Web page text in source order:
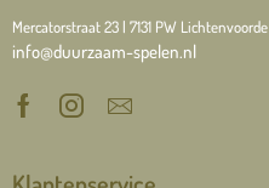
Mercatorstraat 23 | 7131 PW Lichtenvoorde
info@duurzaam-spelen.nl